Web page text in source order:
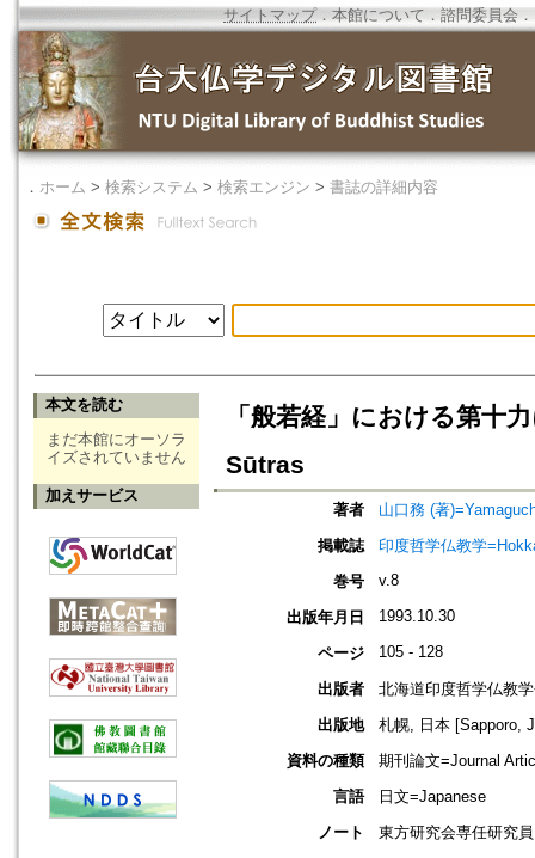
サイトマップ．本館について ． 諮問委員会 ．
． ホーム > 検索システム > 検索エンジン > 書誌の詳細内容
本文を読む
まだ本館にオーソラ
イズされていません
加えサービス
「般若経」における第
Sūtras
著者
山口務 (著
掲載誌
印度哲学仏教学
巻号
v.8
出版年月日 1993.10.30
ページ 105 - 128
出版者
北海道印度哲学仏教
出版地
札幌, 日本 [Sapporo,
資料の種類
期刊論文=Journal
言語
日文=Japanese
ノート
東方研究会専任研究員